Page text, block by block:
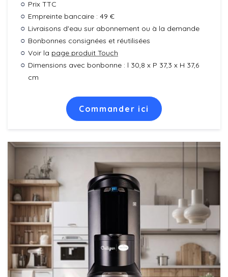
Prix TTC
Empreinte bancaire : 49 €
Livraisons d'eau sur abonnement ou à la demande
Bonbonnes consignées et réutilisées
Voir la page produit Touch
Dimensions avec bonbonne : l 30,8 x P 37,3 x H 37,6
cm
Commander ici